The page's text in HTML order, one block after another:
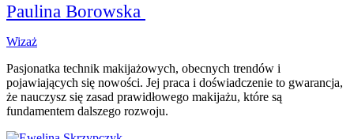
Paulina Borowska
Wizaż
Pasjonatka technik makijażowych, obecnych trendów i
pojawiających się nowości. Jej praca i doświadczenie to gwarancja,
że nauczysz się zasad prawidłowego makijażu, które są
fundamentem dalszego rozwoju.